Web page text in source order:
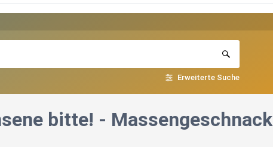
Erweiterte Suche
bitte! - Massengeschnack